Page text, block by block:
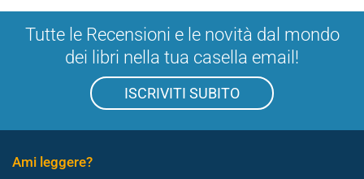
Tutte le Recensioni e le novità dal mondo
dei libri nella tua casella email!
ISCRIVITI SUBITO
Ami leggere?